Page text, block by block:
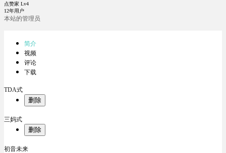
点赞家 Lv4
12年用户
本站的管理员
简介
视频
评论
下载
TDA式
删除
三妈式
删除
初音未来